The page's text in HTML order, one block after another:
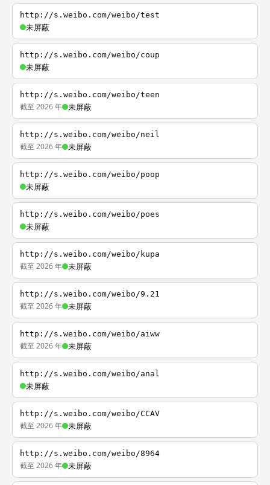
http://s.weibo.com/weibo/test
未屏蔽
http://s.weibo.com/weibo/coup
未屏蔽
http://s.weibo.com/weibo/teen
截至 2026 年 未屏蔽
http://s.weibo.com/weibo/neil
截至 2026 年 未屏蔽
http://s.weibo.com/weibo/poop
未屏蔽
http://s.weibo.com/weibo/poes
未屏蔽
http://s.weibo.com/weibo/kupa
截至 2026 年 未屏蔽
http://s.weibo.com/weibo/9.21
截至 2026 年 未屏蔽
http://s.weibo.com/weibo/aiww
截至 2026 年 未屏蔽
http://s.weibo.com/weibo/anal
未屏蔽
http://s.weibo.com/weibo/CCAV
截至 2026 年 未屏蔽
http://s.weibo.com/weibo/8964
截至 2026 年 未屏蔽